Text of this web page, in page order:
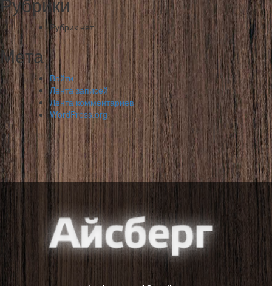
Рубрик нет
Мета
Войти
Лента записей
Лента комментариев
WordPress.org